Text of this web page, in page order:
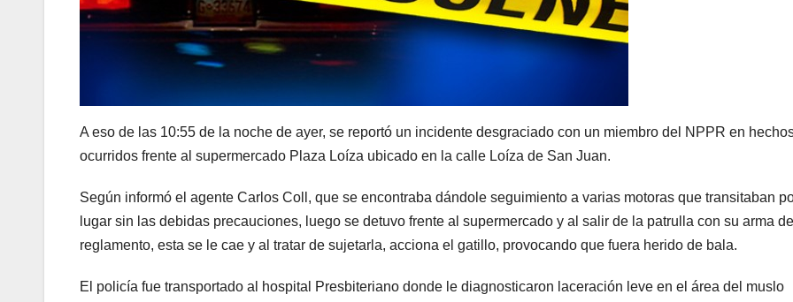
A eso de las 10:55 de la noche de ayer, se reportó un incidente desgraciado con un miembro del NPPR en
ocurridos frente al supermercado Plaza Loíza ubicado en la calle Loíza de San Juan.
Según informó el agente Carlos Coll, que se encontraba dándole seguimiento a varias motoras que transitaban
lugar sin las debidas precauciones, luego se detuvo frente al supermercado y al salir de la patrulla con su arma de
reglamento, esta se le cae y al tratar de sujetarla, acciona el gatillo, provocando que fuera herido de bala.
El policía fue transportado al hospital Presbiteriano donde le diagnosticaron laceración leve en el área del muslo